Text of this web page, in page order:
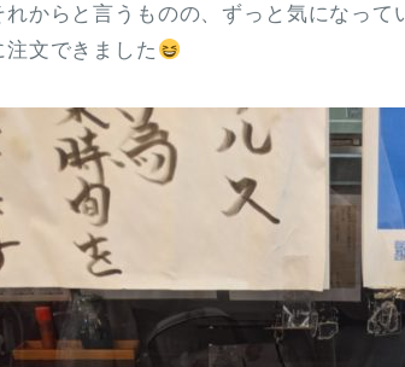
れからと言うものの、ずっと気になっ
注文できました